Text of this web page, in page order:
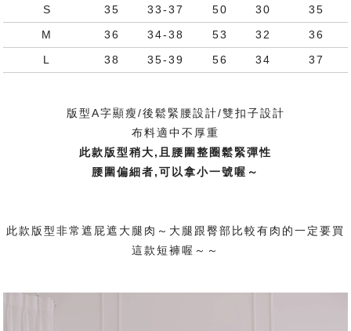
S
35 33-37 50 30
35
M
36 34-38 53 32
36
L
38 35-39 56 34 37
版型A字顯瘦/後鬆緊腰設計/雙扣子設計
布料適中不厚重
此款版型稍大,且腰圍整圈鬆緊彈性
腰圍偏細者,可以拿小一號喔～
此款版型非常遮屁遮大腿肉～大腿跟臀部比較有肉的一定要買
這款短褲喔～～